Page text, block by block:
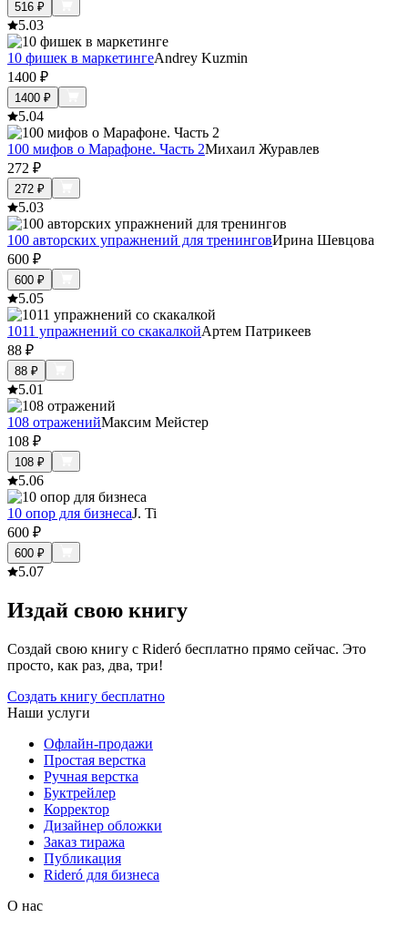
516 ₽
5.03
10 фишек в маркетингеAndrey Kuzmin
1400 ₽
1400 ₽
5.04
100 мифов о Марафоне. Часть 2Михаил Журавлев
272 ₽
272 ₽
5.03
100 авторских упражнений для тренинговИрина Шевцова
600 ₽
600 ₽
5.05
1011 упражнений со скакалкойАртем Патрикеев
88 ₽
88 ₽
5.01
108 отраженийМаксим Мейстер
108 ₽
108 ₽
5.06
10 опор для бизнесаJ. Ti
600 ₽
600 ₽
5.07
Издай свою книгу
Создай свою книгу с Rideró бесплатно прямо сейчас. Это
просто, как раз, два, три!
Создать книгу бесплатно
Наши услуги
Офлайн-продажи
Простая верстка
Ручная верстка
Буктрейлер
Корректор
Дизайнер обложки
Заказ тиража
Публикация
Rideró для бизнеса
О нас